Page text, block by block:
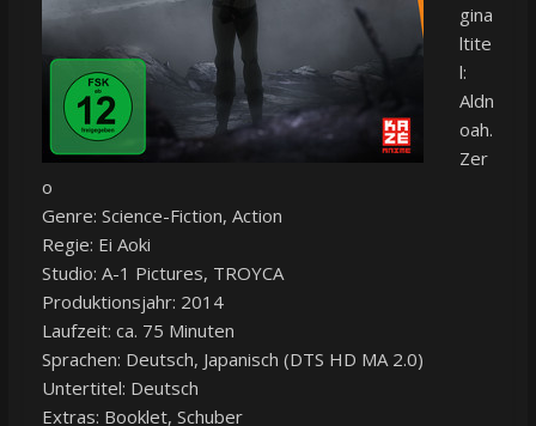
gina
ltite
l:
Aldn
oah.
Zer
o
Genre: Science-Fiction, Action
Regie: Ei Aoki
Studio: A-1 Pictures, TROYCA
Produktionsjahr: 2014
Laufzeit: ca. 75 Minuten
Sprachen: Deutsch, Japanisch (DTS HD MA 2.0)
Untertitel: Deutsch
Extras: Booklet, Schuber